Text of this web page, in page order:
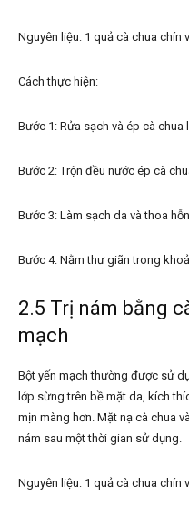
Nguyên liệu: 1 quả cà chua
Cách thực hiện:
Bước 1: Rửa sạch và ép cà chua
Bước 2: Trộn đều nước ép cà
Bước 3: Làm sạch da và thoa
Bước 4: Nằm thư giãn trong
2.5 Trị nám bằng
mạch
Bột yến mạch thường được sử
lớp sừng trên bề mặt da, kích
mịn màng hơn. Mặt nạ cà chua
nám sau một thời gian sử dụng.
Nguyên liệu: 1 quả cà chua chín